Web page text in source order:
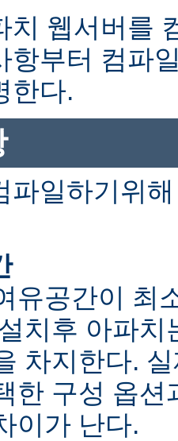
치 웹서버를
항부터 컴파
한다.
파일하기위
유공간이 최
치후 아파
차지한다.
한 구성 옵
이가 난다.